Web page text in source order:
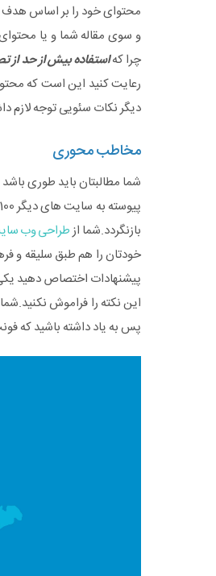
محتوای خود را بر اساس
و سوی مقاله شما و یا
چرا کهاستفاده بیش از حد از
رعایت کنید این است که
دیگر نکات سئویی توجه لازم
مخاطب محوری
شما مطالبتان باید طوری باشد
بازنگردد.شما ازطراحی وب
خودتان را هم طبق سلیقه و
پیشنهادات اختصاص دهید
این نکته را فراموش
پس به یاد داشته باشید که